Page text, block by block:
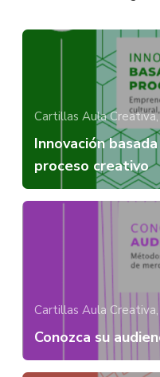
Cartillas Aula Creativa,
Innovación
proceso creativo
Cartillas Aula Creativa,
Conozca su